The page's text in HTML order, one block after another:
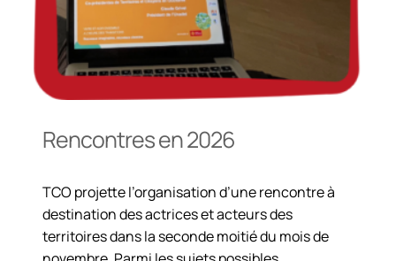
Rencontres en 2026
TCO projette l’organisation d’une rencontre à
destination des actrices et acteurs des
territoires dans la seconde moitié du mois de